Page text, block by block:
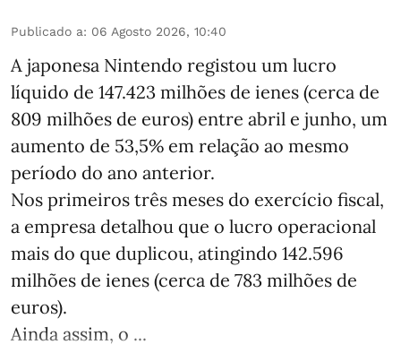
Publicado a: 06 Agosto 2026, 10:40
A japonesa Nintendo registou um lucro
líquido de 147.423 milhões de ienes (cerca de
809 milhões de euros) entre abril e junho, um
aumento de 53,5% em relação ao mesmo
período do ano anterior.
Nos primeiros três meses do exercício fiscal,
a empresa detalhou que o lucro operacional
mais do que duplicou, atingindo 142.596
milhões de ienes (cerca de 783 milhões de
euros).
Ainda assim, o ...